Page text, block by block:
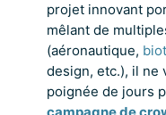
projet innovant
mêlant de
(aéronautique,
design, etc.), il ne
poignée de jours